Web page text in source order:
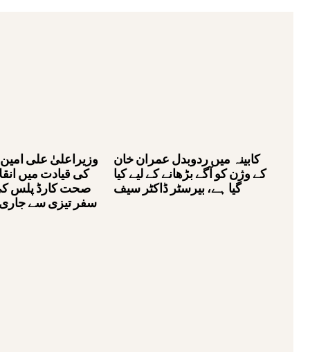
وزیراعلیٰ علی امین
کی قیادت میں
صحت کارڈ پلس کی
سفر تیزی سے جاری
کابینہ میں ردوبدل عمران خان
کے وژن کو آگے بڑھانے کے لیے کیا
گیا ہے، بیرسٹر ڈاکٹر سیف